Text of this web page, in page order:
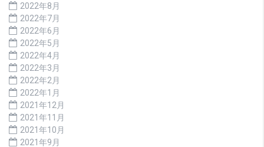
2022年8月
2022年7月
2022年6月
2022年5月
2022年4月
2022年3月
2022年2月
2022年1月
2021年12月
2021年11月
2021年10月
2021年9月